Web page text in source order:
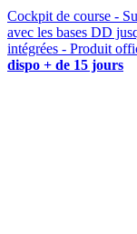
Cockpit de course -
avec les bases DD
intégrées - Produit
dispo + de 15 jours